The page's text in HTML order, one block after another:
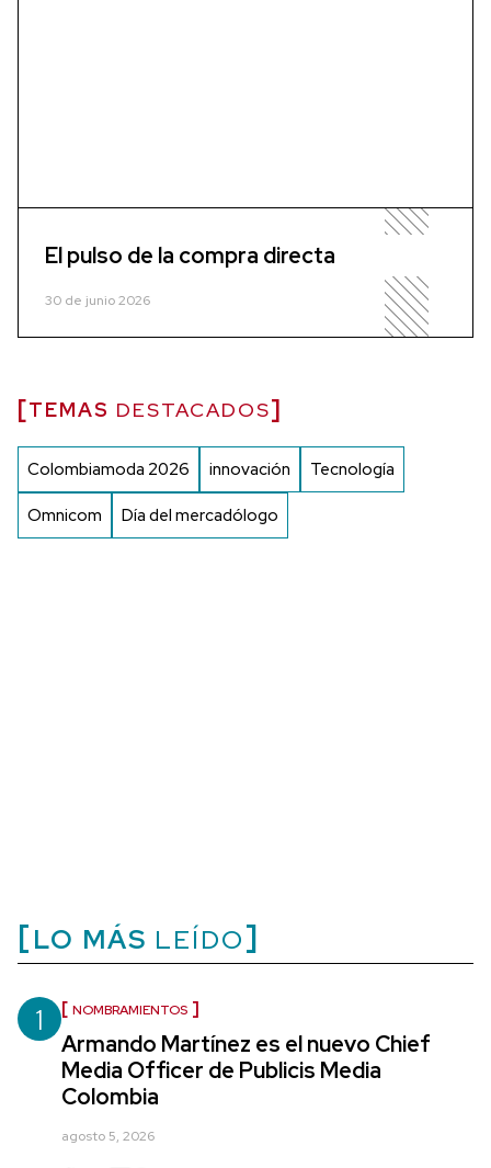
El pulso de la compra directa
30 de junio 2026
TEMAS DESTACADOS
Colombiamoda 2026 innovación Tecnología
Omnicom Día del mercadólogo
LO MÁS LEÍDO
1 NOMBRAMIENTOS
Armando Martínez es el nuevo Chief
Media Officer de Publicis Media
Colombia
agosto 5, 2026